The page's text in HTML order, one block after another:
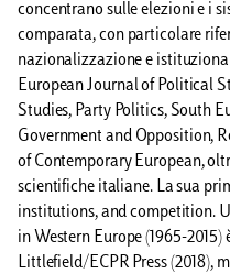
concentrano sulle elezioni e i
comparata, con particolare
nazionalizzazione e
European Journal of Political
Studies, Party Politics, South
Government and Opposition,
of Contemporary European,
scientifiche italiane. La sua
institutions, and competition.
in Western Europe (1965-
Littlefield/ECPR Press (2018),